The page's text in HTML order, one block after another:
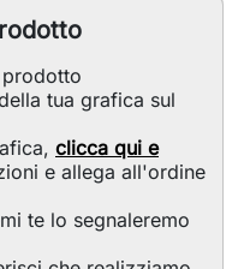
tua grafica sul
clicca qui e
e allega all'ordine
te lo segnaleremo